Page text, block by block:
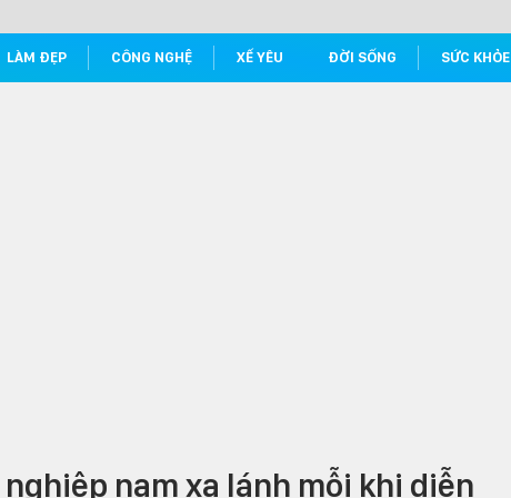
LÀM ĐẸP CÔNG NGHỆ XẾ YÊU ĐỜI SỐNG SỨC KHỎE
nam xa lánh mỗi khi diễn